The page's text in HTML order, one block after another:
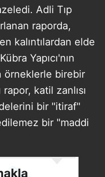
Adli Tıp
raporda,
kalıntılardan elde
Yapıcı'nın
örneklerle birebir
katil zanlısı
bir "itiraf"
bir "maddi